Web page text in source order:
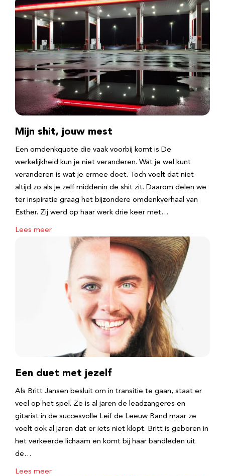
Mijn shit, jouw mest
Een omdenkquote die vaak voorbij komt is De
werkelijkheid kun je niet veranderen. Wat je wel kunt
veranderen is wat je ermee doet. Toch voelt dat niet
altijd zo als je zelf middenin de shit zit. Daarom delen we
ter inspiratie graag het bijzondere omdenkverhaal van
Esther. Zij werd op haar werk drie keer met…
Lees meer
Een duet met jezelf
Als Britt Jansen besluit om in transitie te gaan, staat er
veel op het spel. Ze is al jaren de leadzangeres en
gitarist in de succesvolle Leif de Leeuw Band maar ze
voelt ook al jaren dat er iets niet klopt. Britt is geboren in
het verkeerde lichaam en komt bij haar bandleden uit
de…
Lees meer